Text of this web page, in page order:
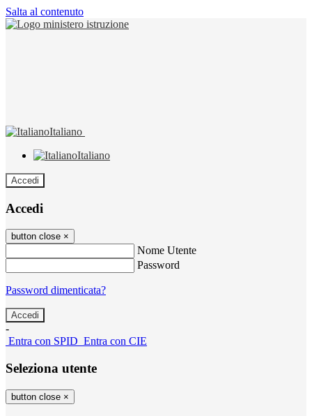
Salta al contenuto
Italiano
Italiano
Accedi
Accedi
button close ×
Nome Utente
Password
Password dimenticata?
-
Entra con SPID Entra con CIE
Seleziona utente
button close ×